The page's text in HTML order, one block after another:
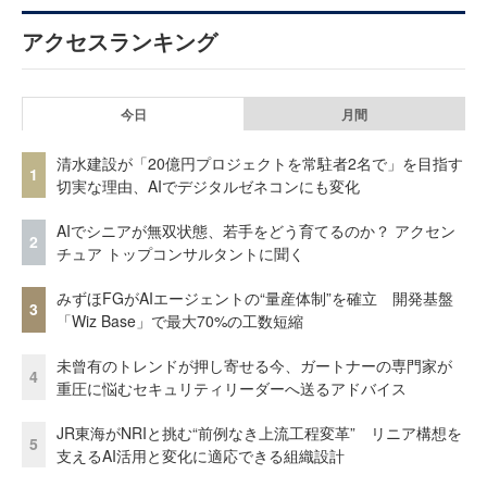
アクセスランキング
今日 月間
1
清水建設が「20億円プロジェクトを常駐者2名で」を目指す
切実な理由、AIでデジタルゼネコンにも変化
2
AIでシニアが無双状態、若手をどう育てるのか？ アクセン
チュア トップコンサルタントに聞く
3
みずほFGがAIエージェントの“量産体制”を確立 開発基盤
「Wiz Base」で最大70%の工数短縮
4
未曾有のトレンドが押し寄せる今、ガートナーの専門家が
重圧に悩むセキュリティリーダーへ送るアドバイス
5
JR東海がNRIと挑む“前例なき上流工程変革” リニア構想を
支えるAI活用と変化に適応できる組織設計